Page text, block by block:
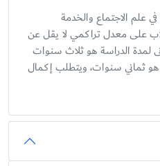
علم الاجتماع والخدمة
على معدل تراكمي لا يقل عن
الأدنى لمدة الدراسة هو ثلاث سنوات
ثماني سنوات، ويتطلب إكمال